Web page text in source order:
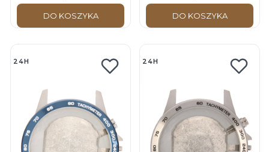
DO KOSZYKA DO KOSZYKA
24H 24H